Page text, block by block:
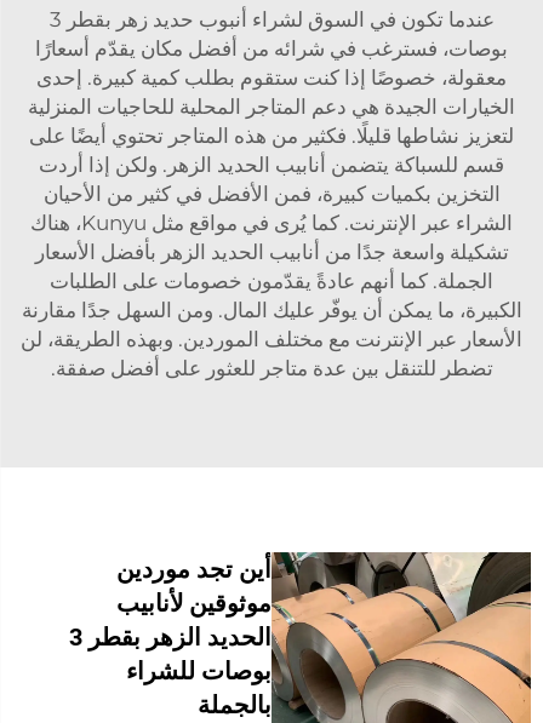
عندما تكون في السوق لشراء أنبوب حديد زهر بقطر 3
بوصات، فسترغب في شرائه من أفضل مكان يقدّم أسعارًا
معقولة، خصوصًا إذا كنت ستقوم بطلب كمية كبيرة. إحدى
الخيارات الجيدة هي دعم المتاجر المحلية للحاجيات المنزلية
لتعزيز نشاطها قليلًا. فكثير من هذه المتاجر تحتوي أيضًا على
قسم للسباكة يتضمن أنابيب الحديد الزهر. ولكن إذا أردت
التخزين بكميات كبيرة، فمن الأفضل في كثير من الأحيان
الشراء عبر الإنترنت. كما يُرى في مواقع مثل Kunyu، هناك
تشكيلة واسعة جدًا من أنابيب الحديد الزهر بأفضل الأسعار
الجملة. كما أنهم عادةً يقدّمون خصومات على الطلبات
الكبيرة، ما يمكن أن يوفّر عليك المال. ومن السهل جدًا مقارنة
الأسعار عبر الإنترنت مع مختلف الموردين. وبهذه الطريقة، لن
تضطر للتنقل بين عدة متاجر للعثور على أفضل صفقة.
أين تجد موردين
موثوقين لأنابيب
الحديد الزهر بقطر 3
بوصات للشراء
بالجملة